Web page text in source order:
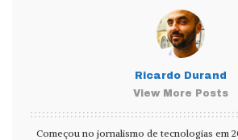
Ricardo Durand
View More Posts
Começou no jornalismo de tecnologias em